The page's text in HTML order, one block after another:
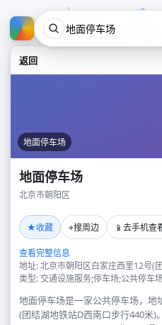
返回
地面停车场
地面停车场
北京市朝阳区
★收藏 ⌖搜周边 📱 去手机查
查看完整信息
地址: 北京市朝阳区白家庄西里12号(
类型: 交通设施服务;停车场;公共停车
地面停车场是一家公共停车场，地
(团结湖地铁站D西南口步行440米)